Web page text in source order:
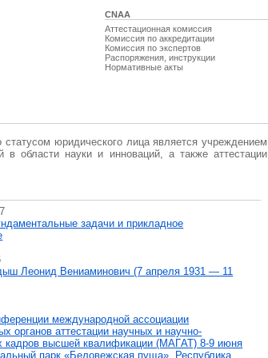
CNAA
Аттестационная комиссия
Комиссия по аккредитации
Комиссия по экспертов
Распоряжения, инструкции
Нормативные акты
юридического лица является учреждением
в области науки и инноваций, а также аттестации
задачи и прикладное
Леонид Вениаминович (7 апреля 1931 — 11
международной ассоциации
органов аттестации научных и научно-
кадров высшей квалификации (МАГAT) 8-9 июня
парк «Беловежская пуща», Республика